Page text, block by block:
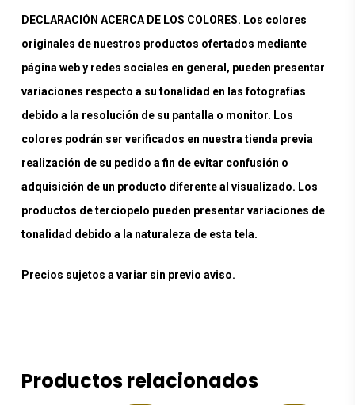
DECLARACIÓN ACERCA DE LOS COLORES. Los colores
originales de nuestros productos ofertados mediante
página web y redes sociales en general, pueden presentar
variaciones respecto a su tonalidad en las fotografías
debido a la resolución de su pantalla o monitor. Los
colores podrán ser verificados en nuestra tienda previa
realización de su pedido a fin de evitar confusión o
adquisición de un producto diferente al visualizado. Los
productos de terciopelo pueden presentar variaciones de
tonalidad debido a la naturaleza de esta tela.
Precios sujetos a variar sin previo aviso.
Productos relacionados